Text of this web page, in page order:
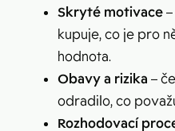
Skryté motivace
kupuje, co je pro
hodnota.
Obavy a rizika –
odradilo, co
Rozhodovací